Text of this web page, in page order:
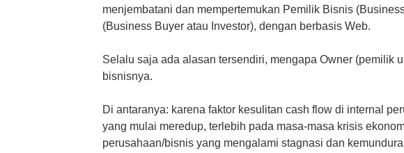
menjembatani dan mempertemukan Pemilik Bisnis
(Business Buyer atau Investor), dengan berbasis Web.
Selalu saja ada alasan tersendiri, mengapa Owner (pemilik
bisnisnya.
Di antaranya: karena faktor kesulitan cash flow di internal
yang mulai meredup, terlebih pada masa-masa krisis
perusahaan/bisnis yang mengalami stagnasi dan